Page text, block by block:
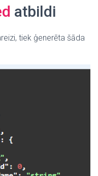
atbildi
tiek ģenerēta šāda